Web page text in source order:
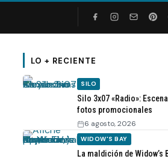
LO + RECIENTE
SILO
Silo 3x07 «Radio»:
fotos promocionales
6 agosto, 2026
WIDOW'S BAY
La maldición de